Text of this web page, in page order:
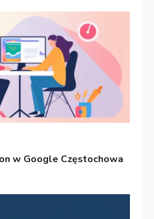
w Google Częstochowa